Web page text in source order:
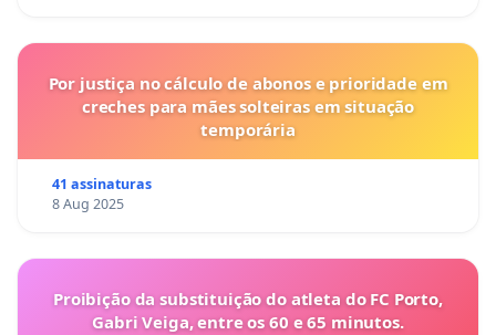
Por justiça no cálculo de abonos e prioridade em
creches para mães solteiras em situação
temporária
41 assinaturas
8 Aug 2025
Proibição da substituição do atleta do FC Porto,
Gabri Veiga, entre os 60 e 65 minutos.